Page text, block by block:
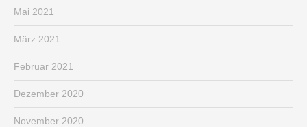
Mai 2021
März 2021
Februar 2021
Dezember 2020
November 2020